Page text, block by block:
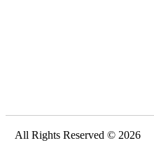
All Rights Reserved © 2026